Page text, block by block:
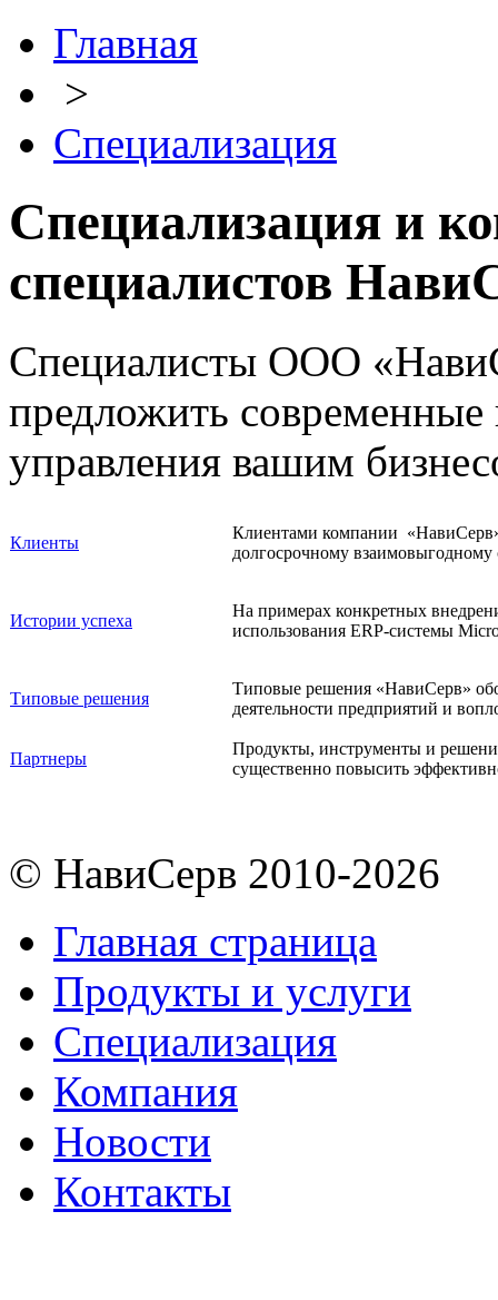
Главная
>
Специализация
Специализация и
специалистов
Специалисты ООО
предложить современные
управления вашим
Клиенты
Клиентами компании
долгосрочному взаимовыгодному
Истории успеха
На примерах конкретных
использования ERP-системы
Типовые решения
Типовые решения «НавиСерв»
деятельности предприятий и
Партнеры
Продукты, инструменты и
существенно повысить
© НавиСерв 2010-2026
Главная страница
Продукты и услуги
Специализация
Компания
Новости
Контакты